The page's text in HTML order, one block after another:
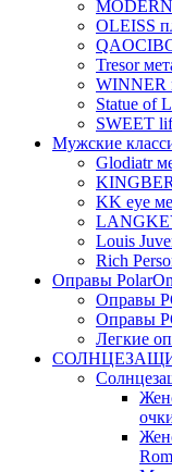
OLEISS
Tresor
WINNER
Statue of
SWEET
Мужские
Glodiatr
KK eye
Louis
Rich
Оправы
Оправы
Оправы
Легкие